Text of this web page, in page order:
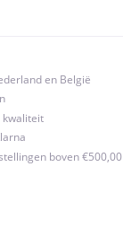
en België
kwaliteit
boven €500,00